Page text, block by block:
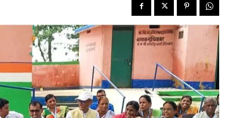
बिहार सरकार की नीतियों को आम जनों तक पहुंचाने को लेकर जन संवाद कार्यक्रम का